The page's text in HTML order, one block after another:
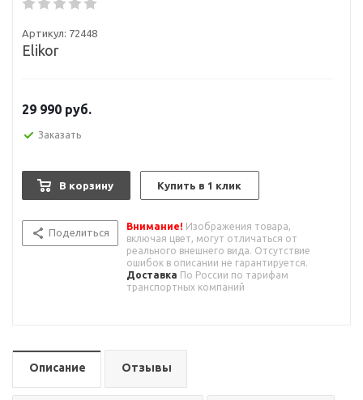
Артикул: 72448
Elikor
29 990 руб.
Заказать
В корзину Купить в 1 клик
Поделиться
Внимание! Изображения товара,
включая цвет, могут отличаться от
реального внешнего вида. Отсутствие
ошибок в описании не гарантируется.
Доставка По России по тарифам
транспортных компаний
Описание Отзывы